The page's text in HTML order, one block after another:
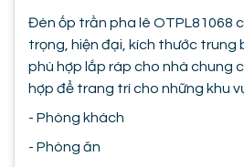
Đèn ốp trần pha lê OTPL81068
trọng, hiện đại, kích thước trung
phù hợp lắp ráp cho nhà chung
hợp để trang trí cho những khu
- Phòng khách
- Phòng ăn